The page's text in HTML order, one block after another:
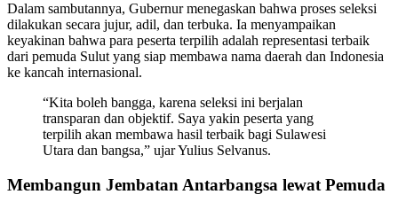
Dalam sambutannya, Gubernur menegaskan bahwa proses seleksi
dilakukan secara jujur, adil, dan terbuka. Ia menyampaikan
keyakinan bahwa para peserta terpilih adalah representasi terbaik
dari pemuda Sulut yang siap membawa nama daerah dan Indonesia
ke kancah internasional.
“Kita boleh bangga, karena seleksi ini berjalan
transparan dan objektif. Saya yakin peserta yang
terpilih akan membawa hasil terbaik bagi Sulawesi
Utara dan bangsa,” ujar Yulius Selvanus.
Membangun Jembatan Antarbangsa lewat Pemuda